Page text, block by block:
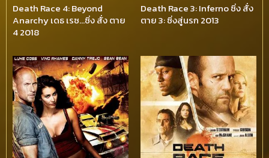
Death Race 4: Beyond
Anarchy เดธ เรซ…ซิ่ง สั่ง ตาย
4 2018
Death Race 3: Inferno ซิ่ง สั่ง
ตาย 3: ซิ่งสู่นรก 2013